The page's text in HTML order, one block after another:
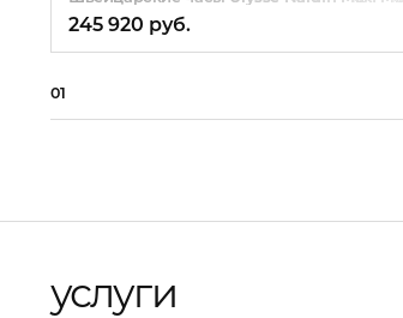
245 920 руб.
01
услуги